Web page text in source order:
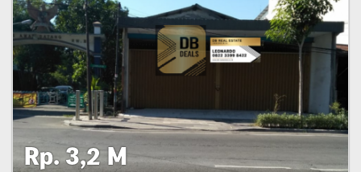
Rp. 3,2 M